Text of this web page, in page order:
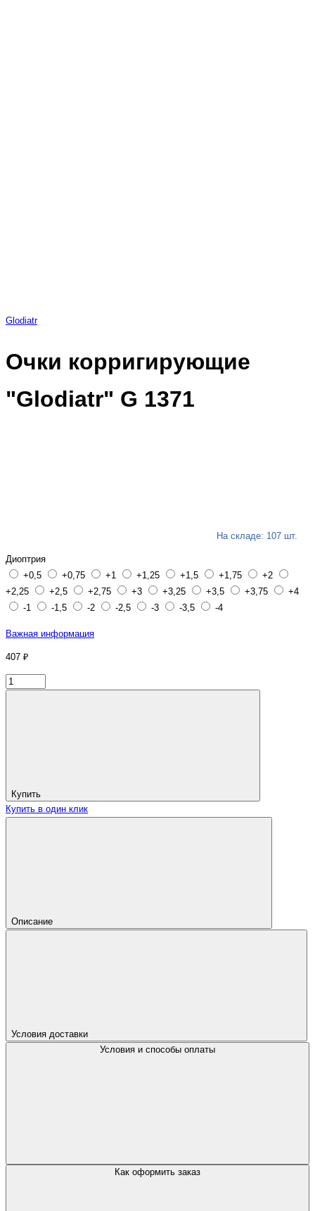
Glodiatr
Очки корригирующие
"Glodiatr" G 1371
На складе: 107 шт.
Диоптрия
+0,5
+0,75 +1 +1,25 +1,5 +1,75
+2
+2,25
+2,5 +2,75 +3 +3,25 +3,5 +3,75
+4
-1
-1,5 -2 -2,5 -3 -3,5 -4
Важная информация
407 ₽
Купить
Купить в один клик
Описание
Условия доставки
Условия и способы оплаты
Как оформить заказ